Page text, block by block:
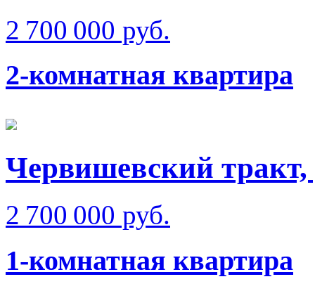
2 700 000 руб.
2-комнатная квартира
Червишевский
2 700 000 руб.
1-комнатная квартира